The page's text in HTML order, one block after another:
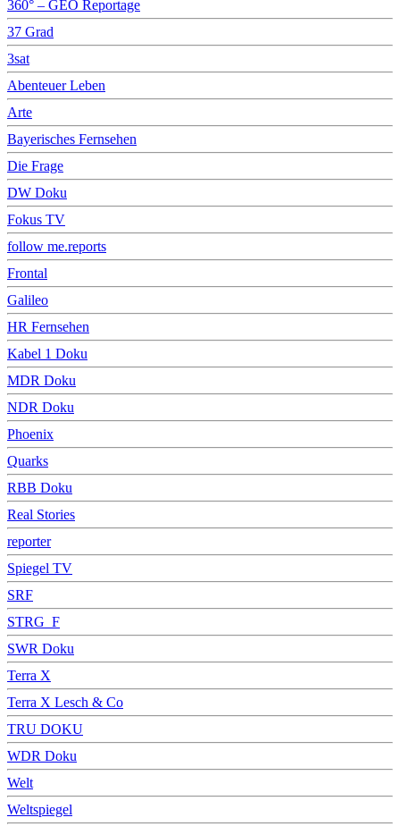
360° – GEO Reportage
37 Grad
3sat
Abenteuer Leben
Arte
Bayerisches Fernsehen
Die Frage
DW Doku
Fokus TV
follow me.reports
Frontal
Galileo
HR Fernsehen
Kabel 1 Doku
MDR Doku
NDR Doku
Phoenix
Quarks
RBB Doku
Real Stories
reporter
Spiegel TV
SRF
STRG_F
SWR Doku
Terra X
Terra X Lesch & Co
TRU DOKU
WDR Doku
Welt
Weltspiegel